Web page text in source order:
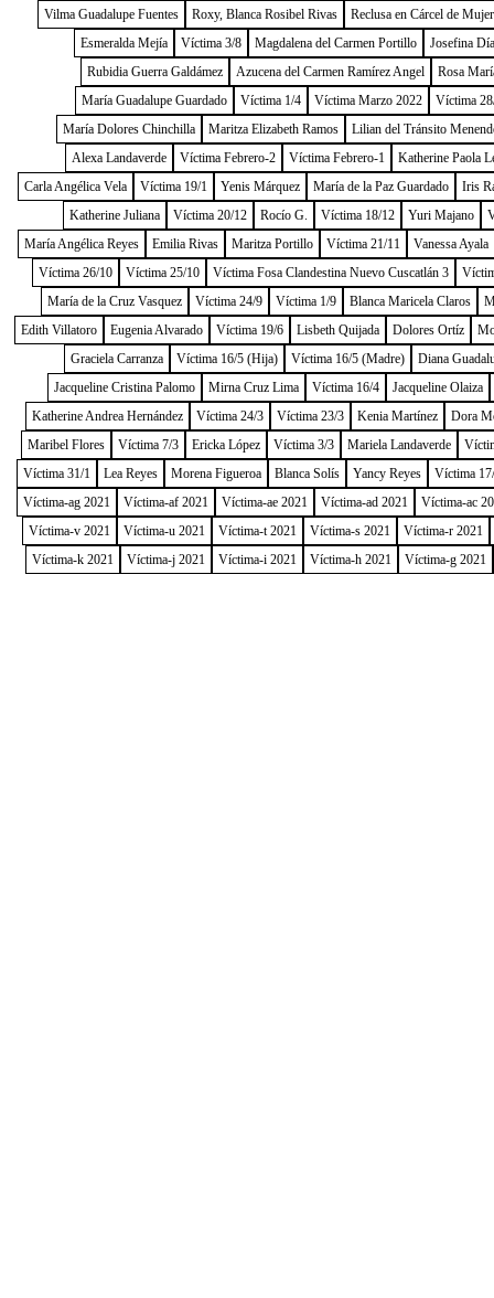
Vilma Guadalupe Fuentes
Roxy, Blanca Rosibel Rivas
Reclusa en Cárcel de
Esmeralda Mejía
Víctima 3/8 Magdalena del Carmen Portillo
Josefina
Rubidia Guerra Galdámez
Azucena del Carmen Ramírez Angel
Rosa
María Guadalupe Guardado
Víctima 1/4 Víctima Marzo 2022
Víctima
María Dolores Chinchilla
Maritza Elizabeth Ramos
Lilian del Tránsito
Alexa Landaverde
Víctima Febrero-2 Víctima Febrero-1
Katherine Paola
Carla Angélica Vela
Víctima 19/1 Yenis Márquez María de la Paz Guardado
Iris
Katherine Juliana
Víctima 20/12 Rocío G. Víctima 18/12 Yuri Majano
María Angélica Reyes
Emilia Rivas Maritza Portillo Víctima 21/11
Vanessa Ayala
Víctima 26/10
Víctima 25/10 Víctima Fosa Clandestina Nuevo Cuscatlán 3
María de la Cruz Vasquez
Víctima 24/9 Víctima 1/9 Blanca Maricela Claros
Edith Villatoro
Eugenia Alvarado Víctima 19/6 Lisbeth Quijada Dolores Ortíz
Graciela Carranza
Víctima 16/5 (Hija) Víctima 16/5 (Madre)
Diana
Jacqueline Cristina Palomo
Mirna Cruz Lima Víctima 16/4
Jacqueline Olaiza
Katherine Andrea Hernández
Víctima 24/3 Víctima 23/3 Kenia Martínez
Dora
Maribel Flores
Víctima 7/3 Ericka López Víctima 3/3 Mariela Landaverde
Víctima 31/1
Lea Reyes Morena Figueroa Blanca Solís Yancy Reyes
Víctima
Víctima-ag 2021
Víctima-af 2021 Víctima-ae 2021 Víctima-ad 2021
Víctima-ac
Víctima-v 2021
Víctima-u 2021 Víctima-t 2021 Víctima-s 2021
Víctima-r 2021
Víctima-k 2021
Víctima-j 2021 Víctima-i 2021 Víctima-h 2021 Víctima-g 2021